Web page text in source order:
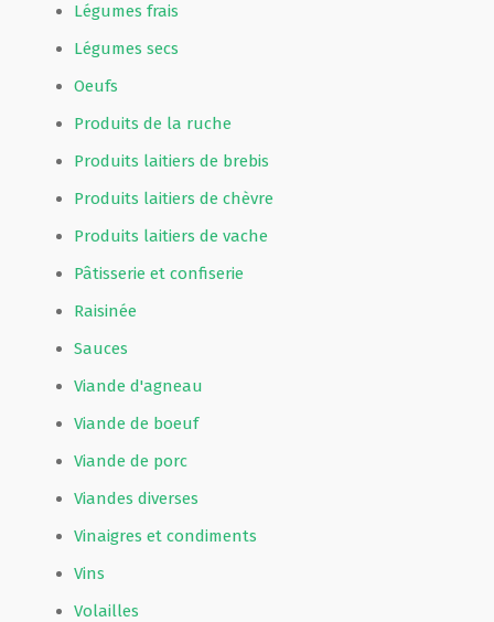
Légumes frais
Légumes secs
Oeufs
Produits de la ruche
Produits laitiers de brebis
Produits laitiers de chèvre
Produits laitiers de vache
Pâtisserie et confiserie
Raisinée
Sauces
Viande d'agneau
Viande de boeuf
Viande de porc
Viandes diverses
Vinaigres et condiments
Vins
Volailles